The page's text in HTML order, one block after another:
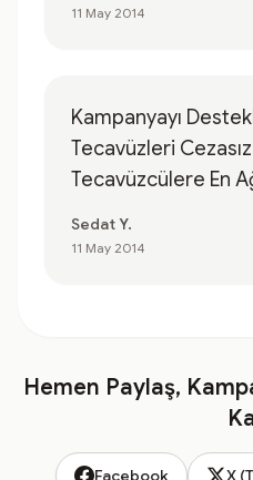
11 May 2014
Kampanyayı
Tecavüzleri
Tecavüzcülere En
Sedat Y.
11 May 2014
Hemen Paylaş,
Facebook X